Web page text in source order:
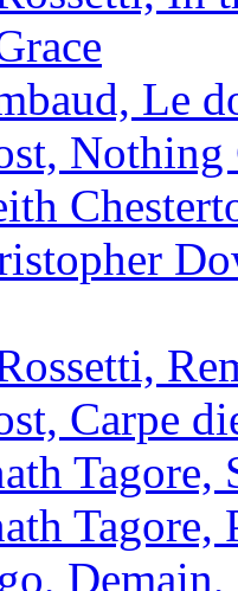
Le
Nothing
Carpe
Tagore,
Demain,